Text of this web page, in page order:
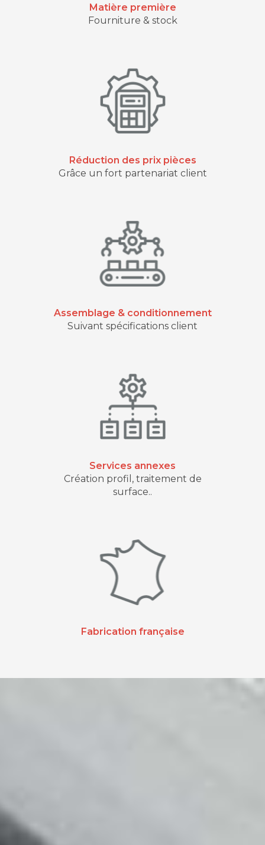
Matière première
Fourniture & stock
Réduction des prix pièces
Grâce un fort partenariat client
Assemblage & conditionnement
Suivant spécifications client
Services annexes
Création profil, traitement de
surface..
Fabrication française